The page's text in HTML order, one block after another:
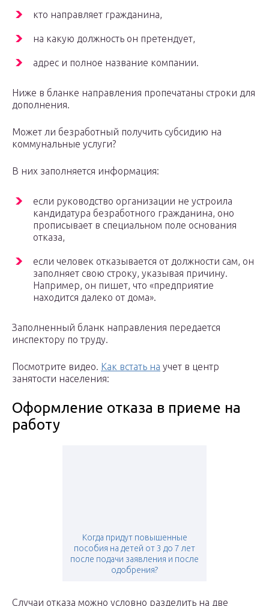
кто направляет гражданина,
на какую должность он претендует,
адрес и полное название компании.
Ниже в бланке направления пропечатаны строки для
дополнения.
Может ли безработный получить субсидию на
коммунальные услуги?
В них заполняется информация:
если руководство организации не устроила
кандидатура безработного гражданина, оно
прописывает в специальном поле основания
отказа,
если человек отказывается от должности сам, он
заполняет свою строку, указывая причину.
Например, он пишет, что «предприятие
находится далеко от дома».
Заполненный бланк направления передается
инспектору по труду.
Посмотрите видео. Как встать на учет в центр
занятости населения:
Оформление отказа в приеме на
работу
Когда придут повышенные
пособия на детей от 3 до 7 лет
после подачи заявления и после
одобрения?
Случаи отказа можно условно разделить на две